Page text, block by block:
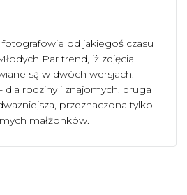
od jakiegoś czasu
Par trend, iż zdjęcia
są w dwóch wersjach.
dla rodziny i znajomych, druga
przeznaczona tylko
małżonków.